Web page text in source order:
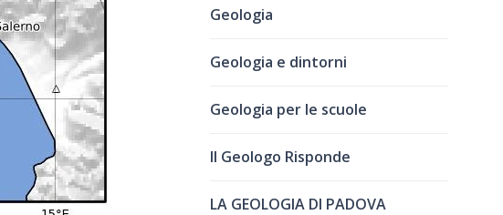
Geologia
Geologia e dintorni
Geologia per le scuole
Il Geologo Risponde
LA GEOLOGIA DI PADOVA